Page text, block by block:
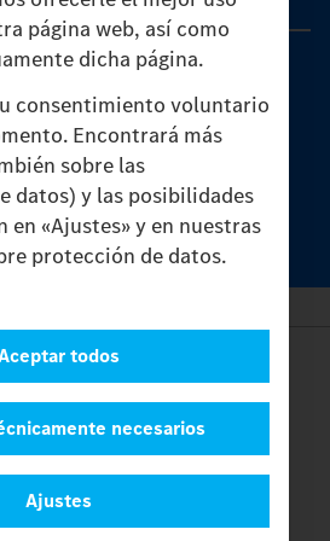
página web, así como
dicha página.
consentimiento voluntario
Encontrará más
sobre las
datos) y las posibilidades
en «Ajustes» y en nuestras
protección de datos.
Ajustes
necesarios
todos
Provider
Contacto
de datos
Ajustes